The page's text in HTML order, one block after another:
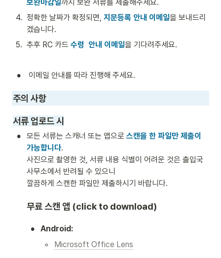
보완마감일까지 보완 서류를 제출해주세요.
4. 정확한 날짜가 확정되면, 지문등록 안내 이메일을 보내드리
겠습니다.
5. 추후 RC 카드 수령  안내 이메일을 기다려주세요.
• 이메일 안내를 따라 진행해 주세요.
주의 사항
서류 업로드 시
• 모든 서류는 스캐너 또는 앱으로 스캔을 한 파일만 제출이
가능합니다.
사진으로 촬영한 것, 서류 내용 식별이 어려운 것은 출입국
사무소에서 반려될 수 있으니
깔끔하게 스캔한 파일만 제출하시기 바랍니다.
무료 스캔 앱 (click to download)
• Android:
◦ Microsoft Office Lens